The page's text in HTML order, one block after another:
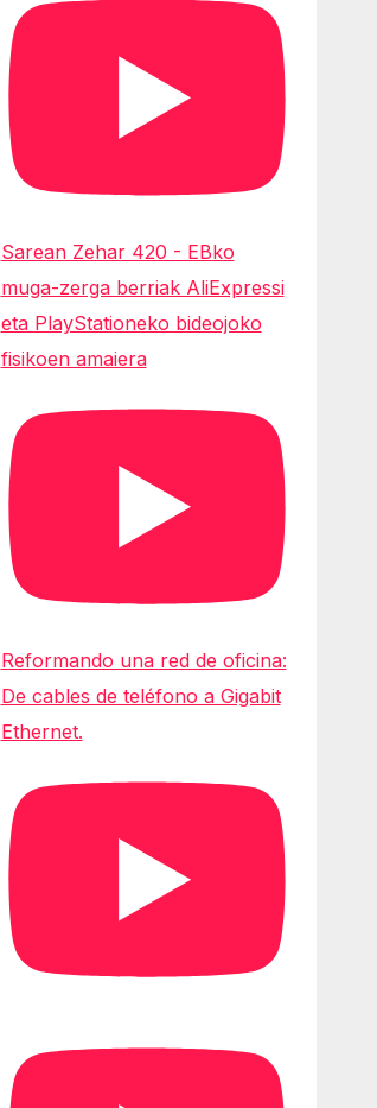
Sarean Zehar 420 - EBko
muga-zerga berriak AliExpressi
eta PlayStationeko bideojoko
fisikoen amaiera
Reformando una red de oficina:
De cables de teléfono a Gigabit
Ethernet.